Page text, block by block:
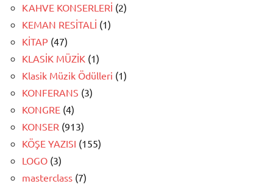
KAHVE KONSERLERİ (2)
KEMAN RESİTALİ (1)
KİTAP (47)
KLASİK MÜZİK (1)
Klasik Müzik Ödülleri (1)
KONFERANS (3)
KONGRE (4)
KONSER (913)
KÖŞE YAZISI (155)
LOGO (3)
masterclass (7)